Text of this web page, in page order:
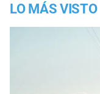
LO MÁS VISTO